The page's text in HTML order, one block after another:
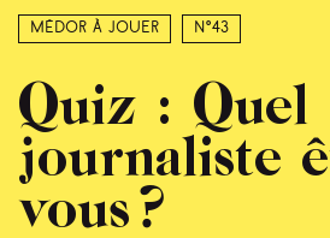
Médor à jouer N°43
Quiz : Quel
journaliste
vous ?